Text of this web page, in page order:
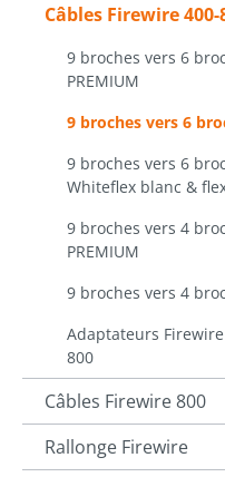
Câbles Firewire 400-
9 broches vers 6
PREMIUM
9 broches vers 6
9 broches vers 6
Whiteflex blanc &
9 broches vers 4
PREMIUM
9 broches vers 4
Adaptateurs
800
Câbles Firewire 800
Rallonge Firewire